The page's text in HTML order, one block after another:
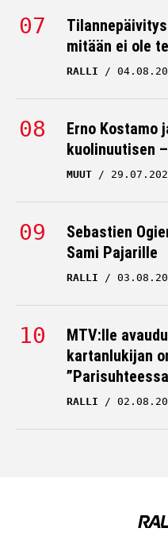
mitään ei ole
RALLI
Erno Kostamo
kuolinuutisen
MUUT
Sebastien
Sami Pajarille
RALLI
MTV:lle
kartanlukijan
RALLI